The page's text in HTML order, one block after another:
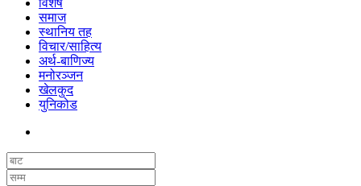
विशेष
समाज
स्थानिय तह
विचार/साहित्य
अर्थ-बाणिज्य
मनोरञ्जन
खेलकुद
युनिकोड